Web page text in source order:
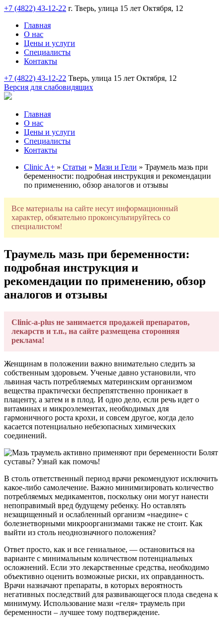
+7 (4822) 43-12-22 г. Тверь, улица 15 лет Октября, 12
Главная
О нас
Цены и услуги
Специалисты
Контакты
+7 (4822) 43-12-22 Тверь, улица 15 лет Октября, 12
Версия для слабовидящих
Главная
О нас
Цены и услуги
Специалисты
Контакты
Clinic A+ » Статьи » Мази и Гели » Траумель мазь при
беременности: подробная инструкция и рекомендации
по применению, обзор аналогов и отзывы
Все материалы на сайте несут информационный
характер, обязательно проконсультируйтесь со
специалистом!
Траумель мазь при беременности:
подробная инструкция и
рекомендации по применению, обзор
аналогов и отзывы
Clinic-a-plus не занимается продажей препаратов,
лекарств и т.п., на сайте размещена сторонняя
реклама!
Женщинам в положении важно внимательно следить за
собственным здоровьем. Ученые давно установили, что
львиная часть потребляемых материнским организмом
вещества практически беспрепятственно проникает в
плаценту, а затем и в плод. И одно дело, если речь идет о
витаминах и микроэлементах, необходимых для
гармоничного роста крохи, и совсем другое, когда дело
касается потенциально небезопасных химических
соединений.
Болят
суставы? Узнай как помочь!
В столь ответственный период врачи рекомендуют исключить
какое-либо самолечение. Важно минимизировать количество
потребляемых медикаментов, поскольку они могут нанести
непоправимый вред будущему ребенку. Но оставлять
незащищенный и ослабленный организм «наедине» с
болезнетворными микроорганизмами также не стоит. Как
выйти из столь неоднозначного положения?
Ответ просто, как и все гениальное, — остановиться на
варианте с минимальным количеством потенциальных
осложнений. Если это лекарственные средства, необходимо
объективно оценить возможные риски, их оправданность.
Врачи назначают препараты, в которых вероятность
негативных последствий для развивающегося плода сведена к
минимуму. Использование мази «геля» траумель при
беременности – лучшее тому подтверждение.